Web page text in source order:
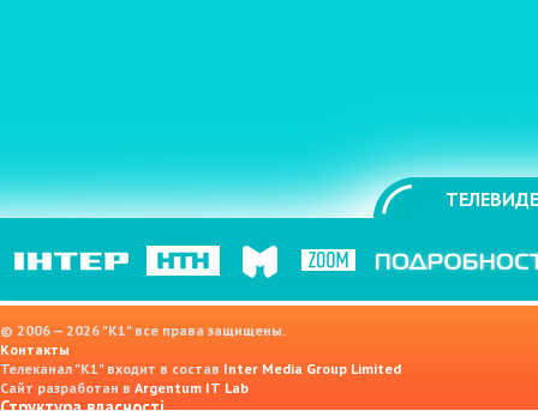
© 2006 — 2026 "K1" все права защищены.
Контакты
Телеканал "К1" входит в состав Inter Media Group Limited
Сайт разработан в Argentum IT Lab